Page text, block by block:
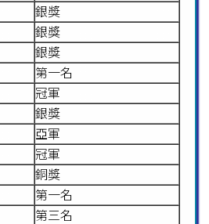
銀獎
銀獎
銀獎
第一名
冠軍
銀獎
亞軍
冠軍
銅獎
第一名
第三名